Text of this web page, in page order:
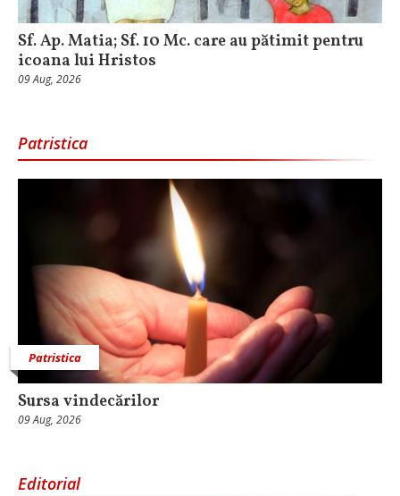
Sf. Ap. Matia; Sf. 10 Mc. care au pătimit pentru
icoana lui Hristos
09 Aug, 2026
Patristica
Patristica
Sursa vindecărilor
09 Aug, 2026
Editorial